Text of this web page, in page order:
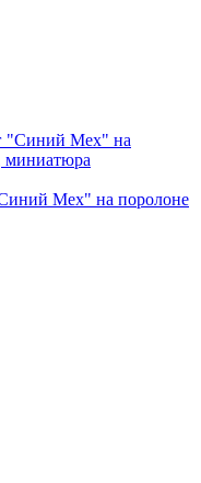
Мех" на поролоне